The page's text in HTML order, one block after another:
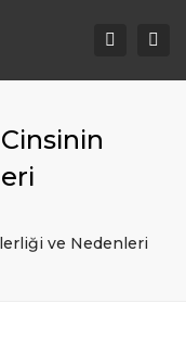
Search
ve Nedenleri